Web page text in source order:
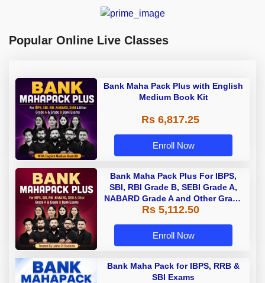
Popular Online Live Classes
Bank Maha Pack Plus with English
Medium Book Kit
Rs 6,817.25
Enroll Now
Bank Maha Pack Plus For IBPS,
SBI, RBI Grade B, SEBI Grade A,
NABARD Grade A and Other Grade
A & Grade B Bank Exams
Rs 5,112.50
Enroll Now
Bank Maha Pack for IBPS, RRB &
SBI Exams